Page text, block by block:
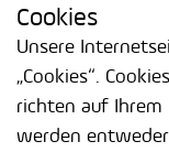
Cookies
Unsere
„Cookies“.
richten auf Ihrem
werden